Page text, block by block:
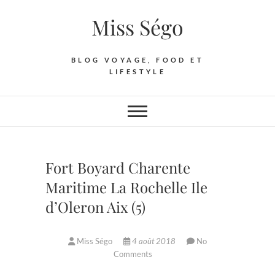
Miss Ségo
BLOG VOYAGE, FOOD ET
LIFESTYLE
Fort Boyard Charente
Maritime La Rochelle Ile
d’Oleron Aix (5)
Miss Ségo 4 août 2018
No
Comments